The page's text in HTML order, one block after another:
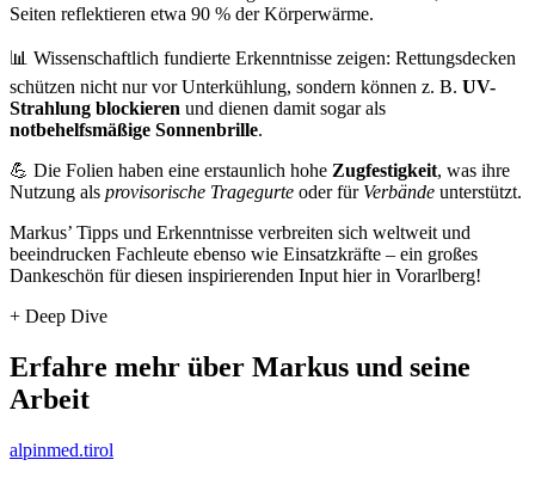
Seiten reflektieren etwa 90 % der Körperwärme.
📊 Wissenschaftlich fundierte Erkenntnisse zeigen: Rettungsdecken
schützen nicht nur vor Unterkühlung, sondern können z. B. UV-
Strahlung blockieren und dienen damit sogar als
notbehelfsmäßige Sonnenbrille.
💪 Die Folien haben eine erstaunlich hohe Zugfestigkeit, was ihre
Nutzung als provisorische Tragegurte oder für Verbände unterstützt.
Markus’ Tipps und Erkenntnisse verbreiten sich weltweit und
beeindrucken Fachleute ebenso wie Einsatzkräfte – ein großes
Dankeschön für diesen inspirierenden Input hier in Vorarlberg!
+ Deep Dive
Erfahre mehr über Markus und seine
Arbeit
alpinmed.tirol